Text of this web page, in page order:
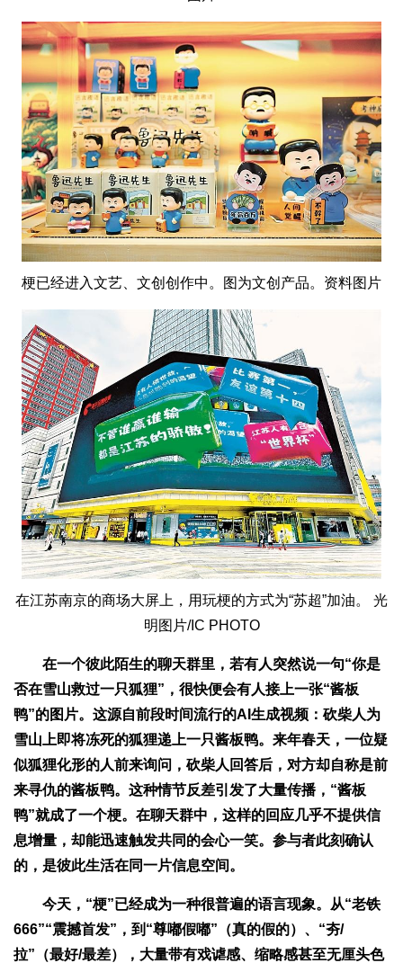
梗已经进入文艺、文创创作中。图为文创产品。资料图片
在江苏南京的商场大屏上，用玩梗的方式为“苏超”加油。 光
明图片/IC PHOTO
在一个彼此陌生的聊天群里，若有人突然说一句“你是
否在雪山救过一只狐狸”，很快便会有人接上一张“酱板
鸭”的图片。这源自前段时间流行的AI生成视频：砍柴人为
雪山上即将冻死的狐狸递上一只酱板鸭。来年春天，一位疑
似狐狸化形的人前来询问，砍柴人回答后，对方却自称是前
来寻仇的酱板鸭。这种情节反差引发了大量传播，“酱板
鸭”就成了一个梗。在聊天群中，这样的回应几乎不提供信
息增量，却能迅速触发共同的会心一笑。参与者此刻确认
的，是彼此生活在同一片信息空间。
今天，“梗”已经成为一种很普遍的语言现象。从“老铁
666”“震撼首发”，到“尊嘟假嘟”（真的假的）、“夯/
拉”（最好/最差），大量带有戏谑感、缩略感甚至无厘头色